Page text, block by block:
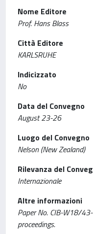
Nome Editore
Prof. Hans Blass
Città Editore
KARLSRUHE
Indicizzato
No
Data del Convegno
August 23-26
Luogo del Convegno
Nelson (New Zealand)
Rilevanza del
Internazionale
Altre informazioni
Paper No. CIB-W18/
proceedings.